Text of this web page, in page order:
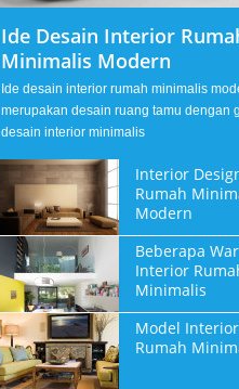
Ide Desain Interior
Minimalis Modern
Ide desain interior rumah minimalis
merupakan desain ruang tamu dengan
desain interior minimalis
Interior
Rumah
Modern
Beberapa
Interior
Minimalis
Model Interior
Rumah